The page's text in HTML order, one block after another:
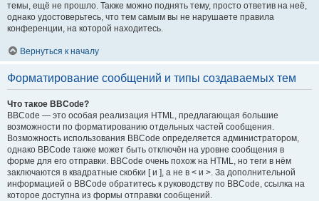
темы, ещё не прошло. Также можно поднять тему, просто ответив на неё,
однако удостоверьтесь, что тем самым вы не нарушаете правила
конференции, на которой находитесь.
Вернуться к началу
Форматирование сообщений и типы создаваемых тем
Что такое BBCode?
BBCode — это особая реализация HTML, предлагающая большие
возможности по форматированию отдельных частей сообщения.
Возможность использования BBCode определяется администратором,
однако BBCode также может быть отключён на уровне сообщения в
форме для его отправки. BBCode очень похож на HTML, но теги в нём
заключаются в квадратные скобки [ и ], а не в < и >. За дополнительной
информацией о BBCode обратитесь к руководству по BBCode, ссылка на
которое доступна из формы отправки сообщений.